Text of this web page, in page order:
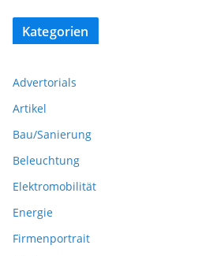
Kategorien
Advertorials
Artikel
Bau/Sanierung
Beleuchtung
Elektromobilität
Energie
Firmenportrait